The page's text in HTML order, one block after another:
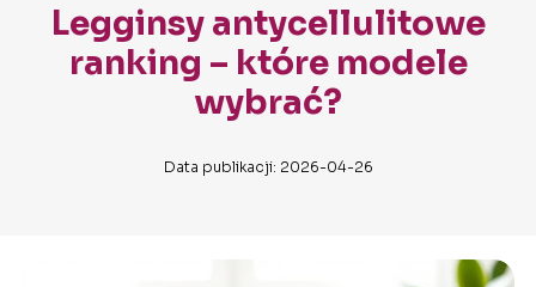
Legginsy antycellulitowe
ranking – które modele
wybrać?
Data publikacji: 2026-04-26